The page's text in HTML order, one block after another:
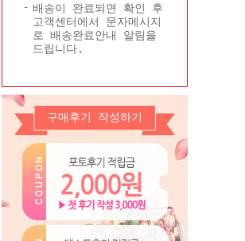
배송이 완료되면 확인 후
고객센터에서 문자메시지
로 배송완료안내 알림을
드립니다.
구매후기 작성하기